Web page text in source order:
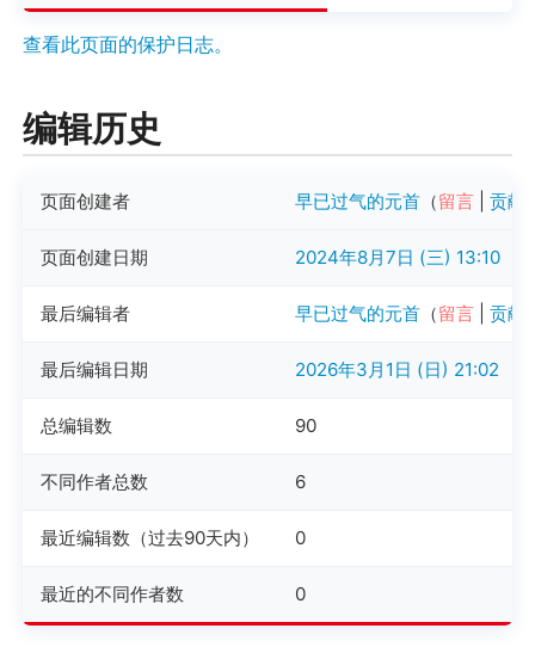
查看此页面的保护日志。
编辑历史
页面创建者 早已过气的元首 （留言 |贡献
页面创建日期 2024年8月7日 (三) 13:10
最后编辑者 早已过气的元首 （留言 |贡献
最后编辑日期 2026年3月1日 (日) 21:02
总编辑数 90
不同作者总数 6
最近编辑数（过去90天内） 0
最近的不同作者数 0